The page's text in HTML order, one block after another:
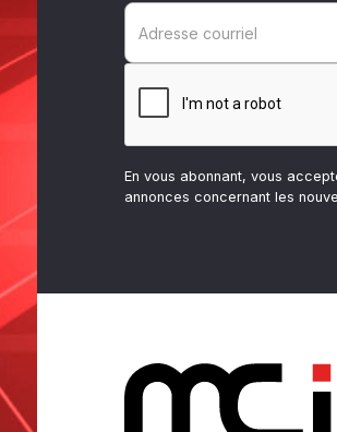
En vous abonnant, vous
annonces concernant les